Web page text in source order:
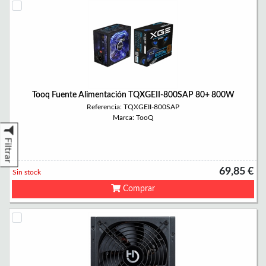
Filtrar
Tooq Fuente Alimentación TQXGEII-800SAP 80+ 800W
Referencia: TQXGEII-800SAP
Marca: TooQ
69,85 €
Sin stock
Comprar